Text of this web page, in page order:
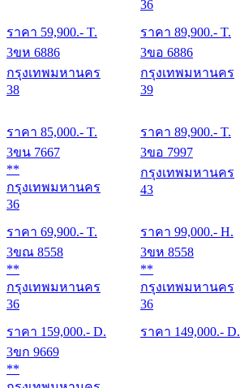
ราคา 59,900.- T.
36
ราคา 89,900.- T.
3ขห 6886
กรุงเทพมหานคร
38
ราคา 85,000.- T.
3ขอ 6886
กรุงเทพมหานคร
39
ราคา 89,900.- T.
3ขน 7667
**
กรุงเทพมหานคร
36
ราคา 69,900.- T.
3ขอ 7997
กรุงเทพมหานคร
43
ราคา 99,000.- H.
3ขณ 8558
**
กรุงเทพมหานคร
36
ราคา 159,000.- D.
3ขห 8558
**
กรุงเทพมหานคร
36
ราคา 149,000.- D.
3ขก 9669
**